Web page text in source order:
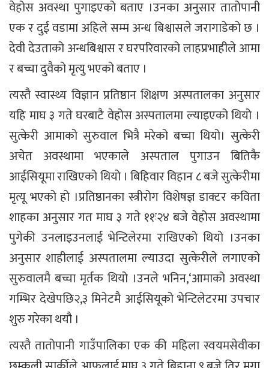
वेहोस अवस्था पुगाइएको बताए ।उनका अनुसार तातोपानी
एक र दुई वडामा अहिले सम्म अन्ध बिश्वासले जरागाडेको छ ।
देवी देउताको अन्धबिश्वास र घरपरिवारको लाहप्रभाहीले आमा
र बच्चा दुवैको मृत्यु भएको बताए ।
त्यस्तै स्वास्थ्य विज्ञान प्रतिष्ठान शिक्षण अस्पतालका अनुसार
यहि माघ ३ गते घरबाटै वेहोस अस्पतालमा ल्याइएको थियो ।
सुत्केरी आमाको सुरुवाल भित्रै मरेको बच्चा थियो। सुत्केरी
अचेत अवस्थामा भएकाले अस्पताल पुगाउन बितिकै
आईसियूमा राखिएको थियो । बिहिवार विहान ८ बजे सुत्केरीमा
मृत्यू भएको हो ।प्रतिष्ठानका स्त्रीरोग विशेषज्ञ डाक्टर कविता
शाहका अनुसार गत माघ ३ गते ११ः२४ बजे वेहोस अवस्थामा
पुगेकी उनलाइउनलाई भेन्टिलेरमा राखिएको थियो ।उनका
अनुसार शाहीलाई अस्पतालमा ल्याउदा सुत्केरीले लगाएको
सुरुवालमै बच्चा मृर्तक थियो ।उनले भनिन,‘आमाको अवस्था
गम्भिर देखेपछि२,३ मिनेटमै आईसियूको भेन्टिलेटरमा उपचार
शुरु गरेका थयौ ।
त्यस्तै तातोपानी गाउँपालिका एक की महिला स्वयमसेवीका